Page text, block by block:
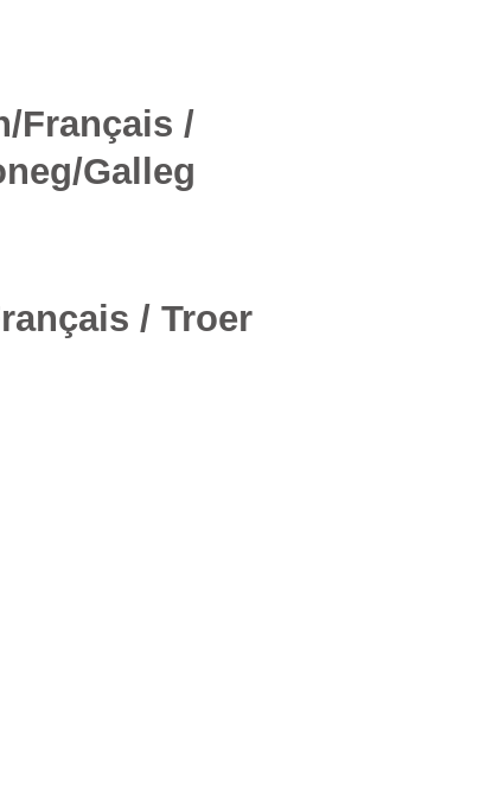
Français /
Galleg
/ Troer